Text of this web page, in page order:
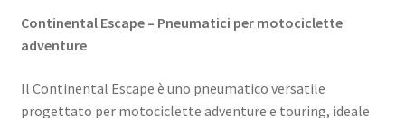
Continental Escape – Pneumatici per motociclette
adventure
Il Continental Escape è uno pneumatico versatile
progettato per motociclette adventure e touring, ideale